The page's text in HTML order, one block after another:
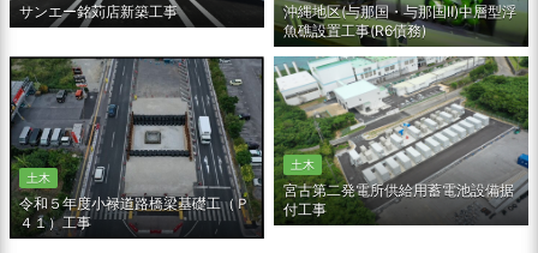
サンエー銘苅店新築工事
沖縄地区(与那国・与那国Ⅱ)中層型浮
魚礁設置工事(R6債務)
土木
令和５年度小禄道路橋梁基礎工（Ｐ
４１）工事
土木
宮古第二発電所供給用蓄電池設備据
付工事